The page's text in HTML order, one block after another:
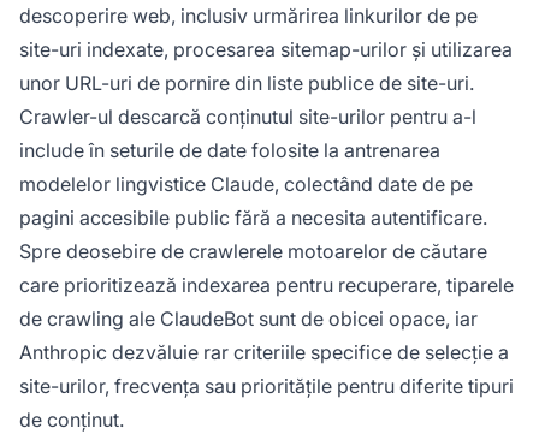
descoperire web, inclusiv urmărirea linkurilor de pe
site-uri indexate, procesarea sitemap-urilor și utilizarea
unor URL-uri de pornire din liste publice de site-uri.
Crawler-ul descarcă conținutul site-urilor pentru a-l
include în seturile de date folosite la antrenarea
modelelor lingvistice Claude, colectând date de pe
pagini accesibile public fără a necesita autentificare.
Spre deosebire de crawlerele motoarelor de căutare
care prioritizează indexarea pentru recuperare, tiparele
de crawling ale ClaudeBot sunt de obicei opace, iar
Anthropic dezvăluie rar criteriile specifice de selecție a
site-urilor, frecvența sau prioritățile pentru diferite tipuri
de conținut.